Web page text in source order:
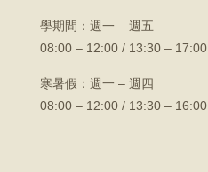
學期間： 週一 – 週五
08:00 – 12:00 / 13:30 – 17:00
寒暑假：週一 – 週四
08:00 – 12:00 / 13:30 – 16:00